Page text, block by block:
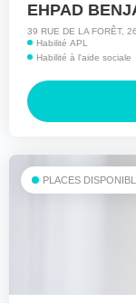
EHPAD
39 RUE DE LA FORÊT,
Habilité APL
Habilité à l'aide sociale
PLACES